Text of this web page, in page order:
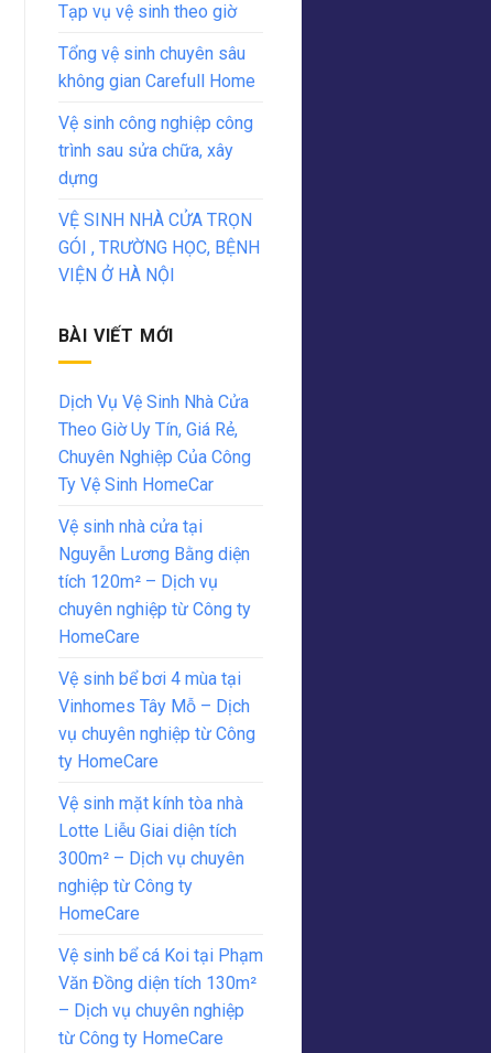
Tạp vụ vệ sinh theo giờ
Tổng vệ sinh chuyên sâu
không gian Carefull Home
Vệ sinh công nghiệp công
trình sau sửa chữa, xây
dựng
VỆ SINH NHÀ CỬA TRỌN
GÓI , TRƯỜNG HỌC, BỆNH
VIỆN Ở HÀ NỘI
BÀI VIẾT MỚI
Dịch Vụ Vệ Sinh Nhà Cửa
Theo Giờ Uy Tín, Giá Rẻ,
Chuyên Nghiệp Của Công
Ty Vệ Sinh HomeCar
Vệ sinh nhà cửa tại
Nguyễn Lương Bằng diện
tích 120m² – Dịch vụ
chuyên nghiệp từ Công ty
HomeCare
Vệ sinh bể bơi 4 mùa tại
Vinhomes Tây Mỗ – Dịch
vụ chuyên nghiệp từ Công
ty HomeCare
Vệ sinh mặt kính tòa nhà
Lotte Liễu Giai diện tích
300m² – Dịch vụ chuyên
nghiệp từ Công ty
HomeCare
Vệ sinh bể cá Koi tại Phạm
Văn Đồng diện tích 130m²
– Dịch vụ chuyên nghiệp
từ Công ty HomeCare